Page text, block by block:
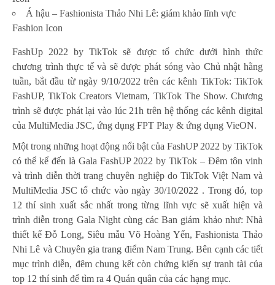
Á hậu – Fashionista Thảo Nhi Lê: giám khảo lĩnh vực
Fashion Icon
FashUp 2022 by TikTok sẽ được tổ chức dưới hình thức
chương trình thực tế và sẽ được phát sóng vào Chủ nhật hằng
tuần, bắt đầu từ ngày 9/10/2022 trên các kênh TikTok: TikTok
FashUP, TikTok Creators Vietnam, TikTok The Show. Chương
trình sẽ được phát lại vào lúc 21h trên hệ thống các kênh digital
của MultiMedia JSC, ứng dụng FPT Play & ứng dụng VieON.
Một trong những hoạt động nổi bật của FashUP 2022 by TikTok
có thể kể đến là Gala FashUP 2022 by TikTok – Đêm tôn vinh
và trình diễn thời trang chuyên nghiệp do TikTok Việt Nam và
MultiMedia JSC tổ chức vào ngày 30/10/2022 . Trong đó, top
12 thí sinh xuất sắc nhất trong từng lĩnh vực sẽ xuất hiện và
trình diễn trong Gala Night cùng các Ban giám khảo như: Nhà
thiết kế Đỗ Long, Siêu mẫu Võ Hoàng Yến, Fashionista Thảo
Nhi Lê và Chuyên gia trang điểm Nam Trung. Bên cạnh các tiết
mục trình diễn, đêm chung kết còn chứng kiến sự tranh tài của
top 12 thí sinh để tìm ra 4 Quán quân của các hạng mục.